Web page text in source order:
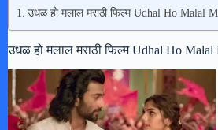
उधळ हो मलाल मराठी फिल्म Udhal Ho Malal
उधळ हो मलाल मराठी फिल्म Udhal Ho Malal